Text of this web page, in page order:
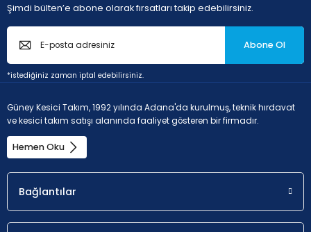
Şimdi bülten’e abone olarak fırsatları takip edebilirsiniz.
Abone Ol
*istediğiniz zaman iptal edebilirsiniz.
Güney Kesici Takım, 1992 yılında Adana'da kurulmuş, teknik hırdavat
ve kesici takım satışı alanında faaliyet gösteren bir firmadır.
Hemen Oku
Bağlantılar